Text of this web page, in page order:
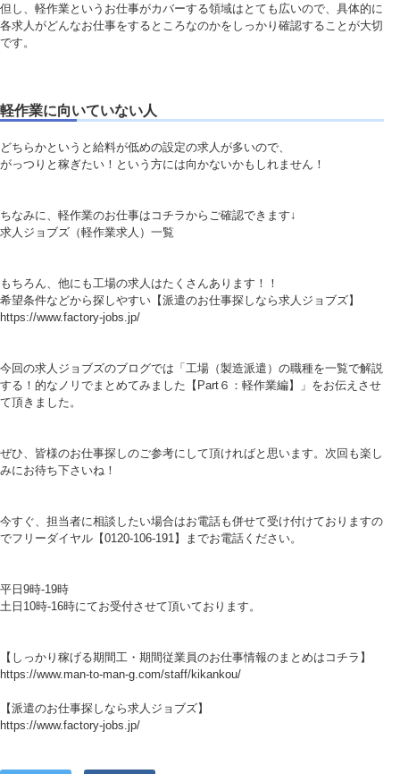
但し、軽作業というお仕事がカバーする領域はとても広いので、具体的に
各求人がどんなお仕事をするところなのかをしっかり確認することが大切
です。
軽作業に向いていない人
どちらかというと給料が低めの設定の求人が多いので、
がっつりと稼ぎたい！という方には向かないかもしれません！
ちなみに、軽作業のお仕事はコチラからご確認できます↓
求人ジョブズ（軽作業求人）一覧
もちろん、他にも工場の求人はたくさんあります！！
希望条件などから探しやすい【派遣のお仕事探しなら求人ジョブズ】
https://www.factory-jobs.jp/
今回の求人ジョブズのブログでは「工場（製造派遣）の職種を一覧で解説
する！的なノリでまとめてみました【Part６：軽作業編】」をお伝えさせ
て頂きました。
ぜひ、皆様のお仕事探しのご参考にして頂ければと思います。次回も楽し
みにお待ち下さいね！
今すぐ、担当者に相談したい場合はお電話も併せて受け付けておりますの
でフリーダイヤル【0120-106-191】までお電話ください。
平日9時-19時
土日10時-16時にてお受付させて頂いております。
【しっかり稼げる期間工・期間従業員のお仕事情報のまとめはコチラ】
https://www.man-to-man-g.com/staff/kikankou/
【派遣のお仕事探しなら求人ジョブズ】
https://www.factory-jobs.jp/